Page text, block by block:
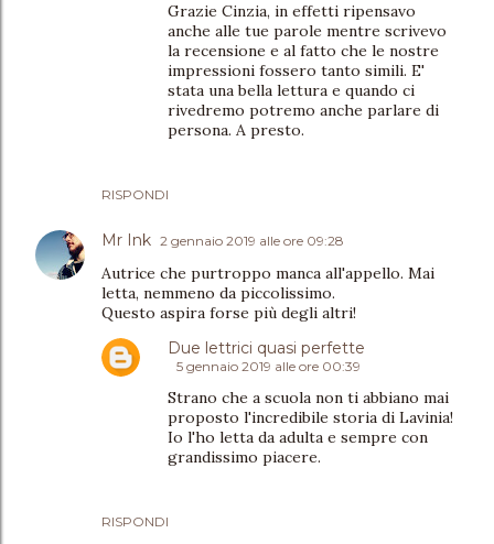
RISPONDI
Grazie Cinzia, in effetti ripensavo
anche alle tue parole mentre scrivevo
la recensione e al fatto che le nostre
impressioni fossero tanto simili. E'
stata una bella lettura e quando ci
rivedremo potremo anche parlare di
persona. A presto.
Mr Ink 2 gennaio 2019 alle ore 09:28
Autrice che purtroppo manca all'appello. Mai
letta, nemmeno da piccolissimo.
Questo aspira forse più degli altri!
RISPONDI
Due lettrici quasi perfette
5 gennaio 2019 alle ore 00:39
Strano che a scuola non ti abbiano mai
proposto l'incredibile storia di Lavinia!
Io l'ho letta da adulta e sempre con
grandissimo piacere.